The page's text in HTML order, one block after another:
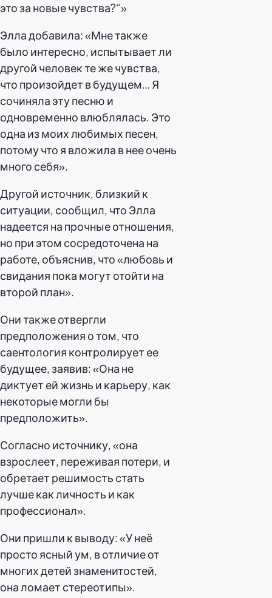
это за новые чувства?“»
Элла добавила: «Мне также
было интересно, испытывает ли
другой человек те же чувства,
что произойдет в будущем… Я
сочиняла эту песню и
одновременно влюблялась. Это
одна из моих любимых песен,
потому что я вложила в нее очень
много себя».
Другой источник, близкий к
ситуации, сообщил, что Элла
надеется на прочные отношения,
но при этом сосредоточена на
работе, объяснив, что «любовь и
свидания пока могут отойти на
второй план».
Они также отвергли
предположения о том, что
саентология контролирует ее
будущее, заявив: «Она не
диктует ей жизнь и карьеру, как
некоторые могли бы
предположить».
Согласно источнику, «она
взрослеет, переживая потери, и
обретает решимость стать
лучше как личность и как
профессионал».
Они пришли к выводу: «У неё
просто ясный ум, в отличие от
многих детей знаменитостей,
она ломает стереотипы».